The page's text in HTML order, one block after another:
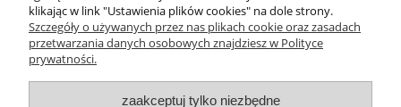
Marka 4EVERFIT zadebiutowała na rynku
polskim w 2017 roku. Asortyment zawiera
produkty wykorzystywane do fitnessu,
różnych form treningu sportowego oraz
klikając w link "Ustawienia plików cookies" na dole strony.
Szczegóły o używanych przez nas plikach cookie oraz zasadach
przetwarzania danych osobowych znajdziesz w Polityce
prywatności.
zaakceptuj tylko niezbędne